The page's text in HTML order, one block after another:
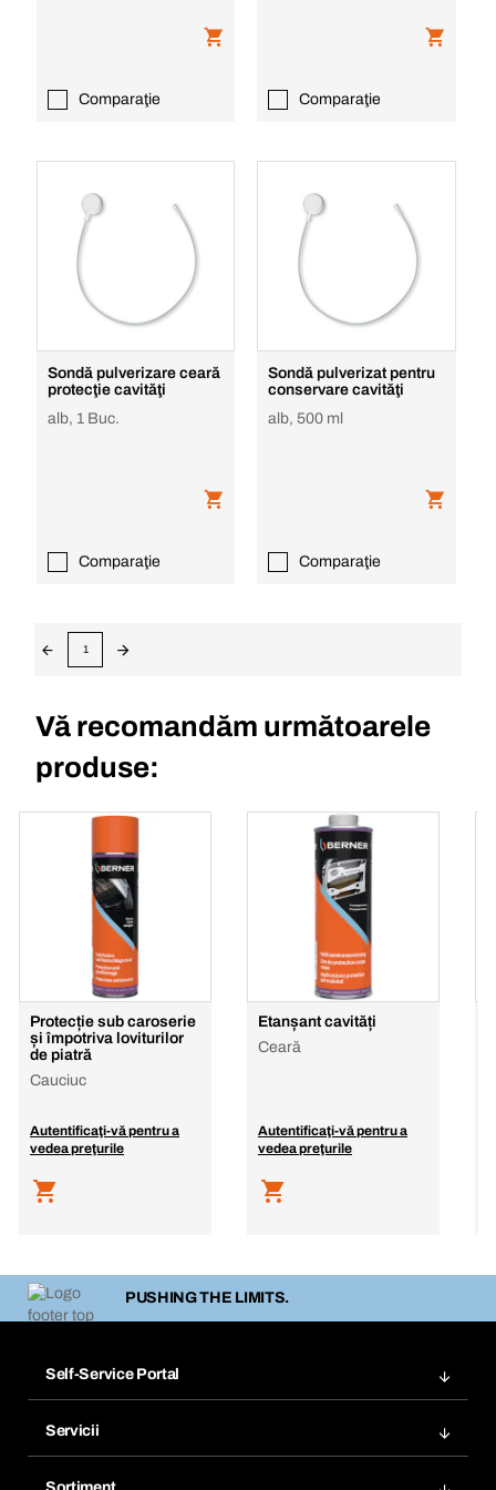
Comparaţie Comparaţie
Sondă pulverizare ceară
protecţie cavităţi
alb, 1 Buc.
Comparaţie
Sondă pulverizat pentru
conservare cavităţi
alb, 500 ml
Comparaţie
1
Vă recomandăm următoarele
produse:
Protecție sub caroserie
și împotriva loviturilor
de piatră
Cauciuc
Autentificaţi-vă pentru a
vedea preţurile
Etanșant cavități
Ceară
Autentificaţi-vă pentru a
vedea preţurile
PUSHING THE LIMITS.
Self-Service Portal
Marcaje
Servicii